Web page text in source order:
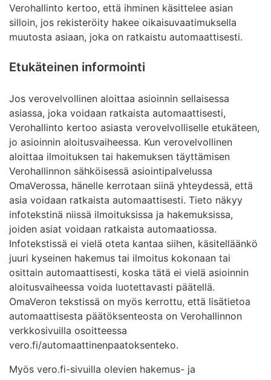
Verohallinto kertoo, että ihminen käsittelee asian
silloin, jos rekisteröity hakee oikaisuvaatimuksella
muutosta asiaan, joka on ratkaistu automaattisesti.
Etukäteinen informointi
Jos verovelvollinen aloittaa asioinnin sellaisessa
asiassa, joka voidaan ratkaista automaattisesti,
Verohallinto kertoo asiasta verovelvolliselle etukäteen,
jo asioinnin aloitusvaiheessa. Kun verovelvollinen
aloittaa ilmoituksen tai hakemuksen täyttämisen
Verohallinnon sähköisessä asiointipalvelussa
OmaVerossa, hänelle kerrotaan siinä yhteydessä, että
asia voidaan ratkaista automaattisesti. Tieto näkyy
infotekstinä niissä ilmoituksissa ja hakemuksissa,
joiden asiat voidaan ratkaista automaatiossa.
Infotekstissä ei vielä oteta kantaa siihen, käsitelläänkö
juuri kyseinen hakemus tai ilmoitus kokonaan tai
osittain automaattisesti, koska tätä ei vielä asioinnin
aloitusvaiheessa voida luotettavasti päätellä.
OmaVeron tekstissä on myös kerrottu, että lisätietoa
automaattisesta päätöksenteosta on Verohallinnon
verkkosivuilla osoitteessa
vero.fi/automaattinenpaatoksenteko.
Myös vero.fi-sivuilla olevien hakemus- ja